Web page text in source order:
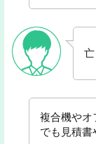
複合機やオ
でも見積書